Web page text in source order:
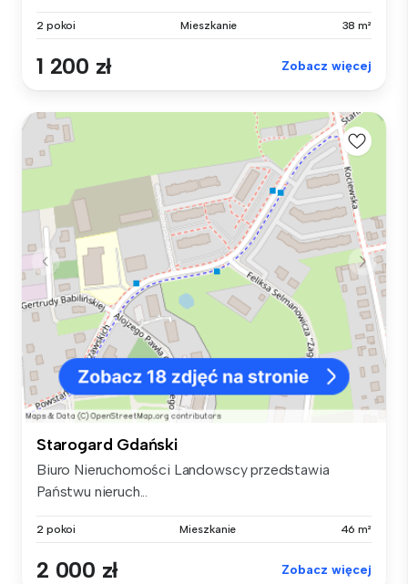
2 pokoi Mieszkanie 38 m²
1 200 zł Zobacz więcej
Starogard Gdański
Biuro Nieruchomości Landowscy przedstawia
Państwu nieruch...
2 pokoi Mieszkanie 46 m²
2 000 zł Zobacz więcej